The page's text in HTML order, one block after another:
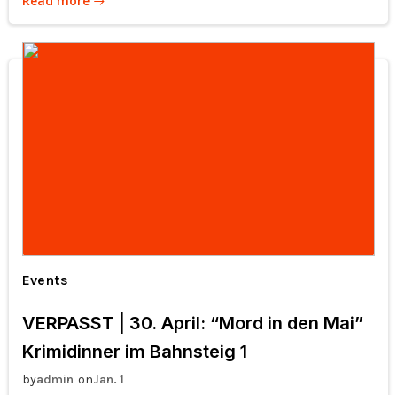
Events
VERPASST | 30. April: “Mord in den Mai”
Krimidinner im Bahnsteig 1
byadmin onJan. 1